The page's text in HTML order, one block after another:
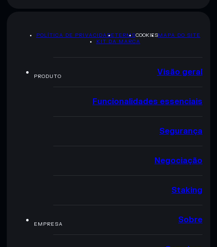
POLÍTICA DE PRIVACIDADETERMSCOOKIESMAPA DO SITE
KIT DA MARCA
PRODUTO Visão geral
Funcionalidades essenciais
Segurança
Negociação
Staking
EMPRESA Sobre